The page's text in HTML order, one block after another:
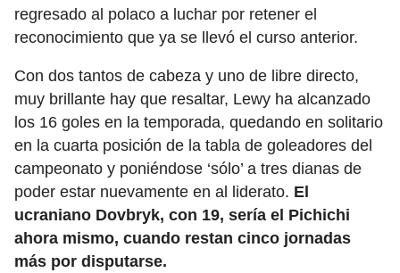
regresado al polaco a luchar por retener el
reconocimiento que ya se llevó el curso anterior.
Con dos tantos de cabeza y uno de libre directo,
muy brillante hay que resaltar, Lewy ha alcanzado
los 16 goles en la temporada, quedando en solitario
en la cuarta posición de la tabla de goleadores del
campeonato y poniéndose ‘sólo’ a tres dianas de
poder estar nuevamente en al liderato. El
ucraniano Dovbryk, con 19, sería el Pichichi
ahora mismo, cuando restan cinco jornadas
más por disputarse.